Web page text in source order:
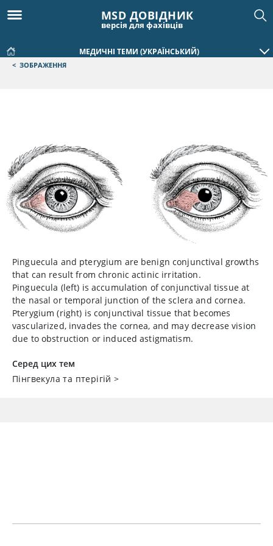
MSD ДОВІДНИК
версія для фахівців
МЕДИЧНІ ТЕМИ (УКРАЇНСЬКИЙ)
< ЗОБРАЖЕННЯ
Pinguecula and pterygium are benign conjunctival growths
that can result from chronic actinic irritation.
Pinguecula (left) is accumulation of conjunctival tissue at
the nasal or temporal junction of the sclera and cornea.
Pterygium (right) is conjunctival tissue that becomes
vascularized, invades the cornea, and may decrease vision
due to obstruction or induced astigmatism.
Серед цих тем
Пінгвекула та птерігій >